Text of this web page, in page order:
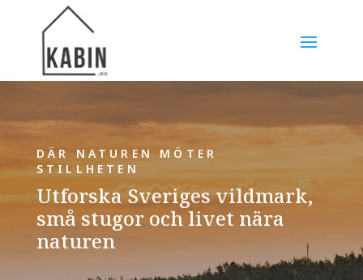
DÄR NATUREN MÖTER
STILLHETEN
Utforska Sveriges vildmark,
små stugor och livet nära
naturen